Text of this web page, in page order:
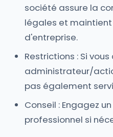
société assure la
légales et
d'entreprise.
Restrictions : Si vous
administrateur/
pas également
Conseil : Engagez
professionnel si